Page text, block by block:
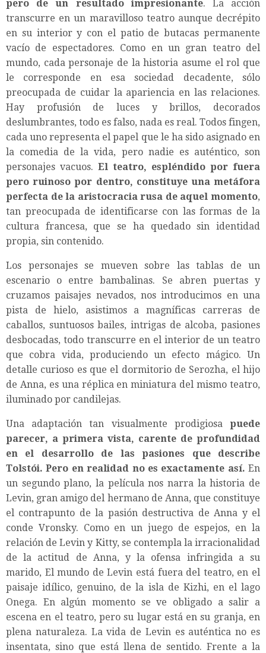
pero de un resultado impresionante. La acción
transcurre en un maravilloso teatro aunque decrépito
en su interior y con el patio de butacas permanente
vacío de espectadores. Como en un gran teatro del
mundo, cada personaje de la historia asume el rol que
le corresponde en esa sociedad decadente, sólo
preocupada de cuidar la apariencia en las relaciones.
Hay profusión de luces y brillos, decorados
deslumbrantes, todo es falso, nada es real. Todos fingen,
cada uno representa el papel que le ha sido asignado en
la comedia de la vida, pero nadie es auténtico, son
personajes vacuos. El teatro, espléndido por fuera
pero ruinoso por dentro, constituye una metáfora
perfecta de la aristocracia rusa de aquel momento,
tan preocupada de identificarse con las formas de la
cultura francesa, que se ha quedado sin identidad
propia, sin contenido.
Los personajes se mueven sobre las tablas de un
escenario o entre bambalinas. Se abren puertas y
cruzamos paisajes nevados, nos introducimos en una
pista de hielo, asistimos a magníficas carreras de
caballos, suntuosos bailes, intrigas de alcoba, pasiones
desbocadas, todo transcurre en el interior de un teatro
que cobra vida, produciendo un efecto mágico. Un
detalle curioso es que el dormitorio de Serozha, el hijo
de Anna, es una réplica en miniatura del mismo teatro,
iluminado por candilejas.
Una adaptación tan visualmente prodigiosa puede
parecer, a primera vista, carente de profundidad
en el desarrollo de las pasiones que describe
Tolstói. Pero en realidad no es exactamente así. En
un segundo plano, la película nos narra la historia de
Levin, gran amigo del hermano de Anna, que constituye
el contrapunto de la pasión destructiva de Anna y el
conde Vronsky. Como en un juego de espejos, en la
relación de Levin y Kitty, se contempla la irracionalidad
de la actitud de Anna, y la ofensa infringida a su
marido, El mundo de Levin está fuera del teatro, en el
paisaje idílico, genuino, de la isla de Kizhi, en el lago
Onega. En algún momento se ve obligado a salir a
escena en el teatro, pero su lugar está en su granja, en
plena naturaleza. La vida de Levin es auténtica no es
insentata, sino que está llena de sentido. Frente a la